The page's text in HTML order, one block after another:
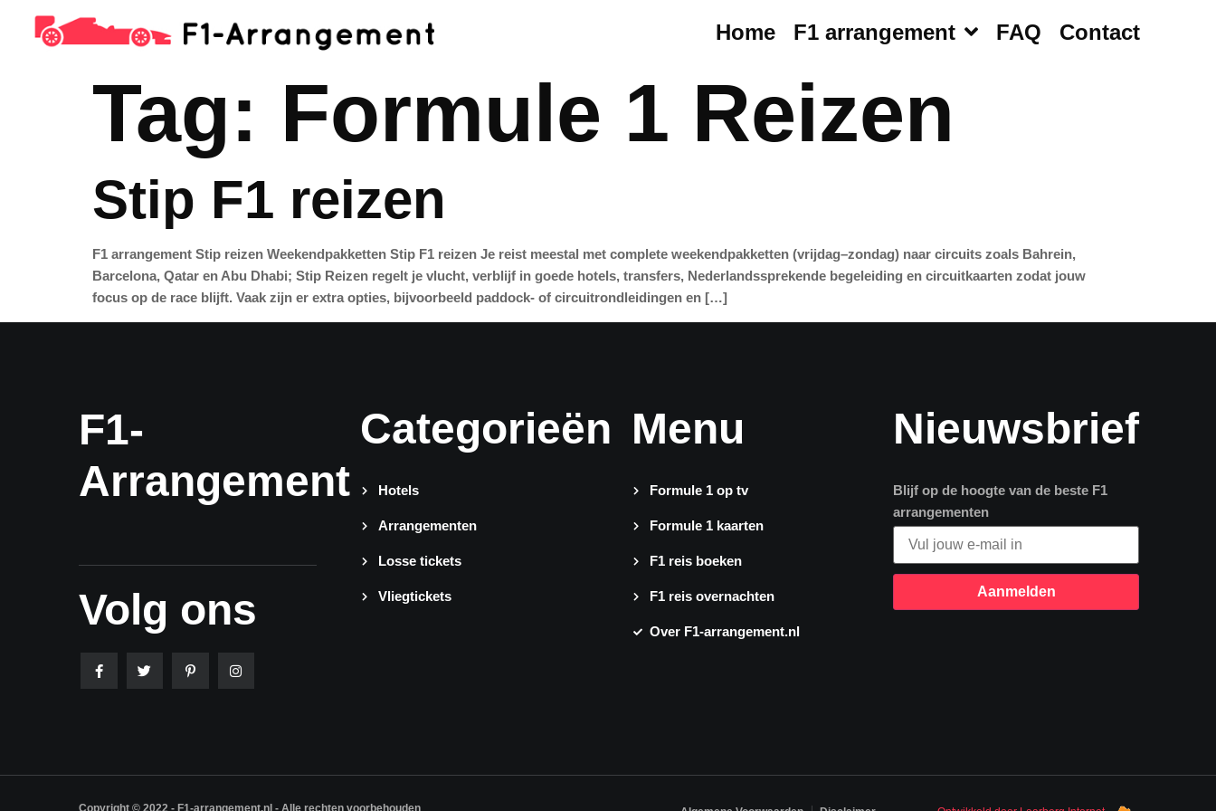
Home F1 arrangement FAQ Contact
Tag: Formule 1 Reizen
Stip F1 reizen
F1 arrangement Stip reizen Weekendpakketten Stip F1 reizen Je reist meestal met complete weekendpakketten (vrijdag–zondag) naar circuits zoals Bahrein,
Barcelona, Qatar en Abu Dhabi; Stip Reizen regelt je vlucht, verblijf in goede hotels, transfers, Nederlandssprekende begeleiding en circuitkaarten zodat jouw
focus op de race blijft. Vaak zijn er extra opties, bijvoorbeeld paddock- of circuitrondleidingen en […]
F1-
Arrangement
Volg ons
Categorieën
Hotels
Arrangementen
Losse tickets
Vliegtickets
Menu
Formule 1 op tv
Formule 1 kaarten
F1 reis boeken
F1 reis overnachten
Over F1-arrangement.nl
Nieuwsbrief
Blijf op de hoogte van de beste F1
arrangementen
Aanmelden